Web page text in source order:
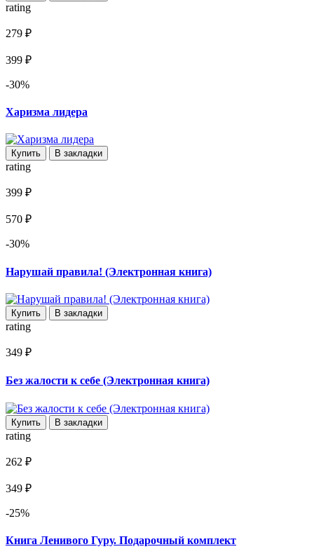
rating
279 ₽
399 ₽
-30%
Харизма лидера
Купить В закладки
rating
399 ₽
570 ₽
-30%
Нарушай правила! (Электронная книга)
Купить В закладки
rating
349 ₽
Без жалости к себе (Электронная книга)
Купить В закладки
rating
262 ₽
349 ₽
-25%
Книга Ленивого Гуру. Подарочный комплект